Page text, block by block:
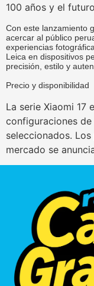
100 años y el
Con este lanzamiento
acercar al público
experiencias
Leica en dispositivos
precisión, estilo y
Precio y disponibilidad
La serie Xiaomi 17
configuraciones
seleccionados.
mercado se